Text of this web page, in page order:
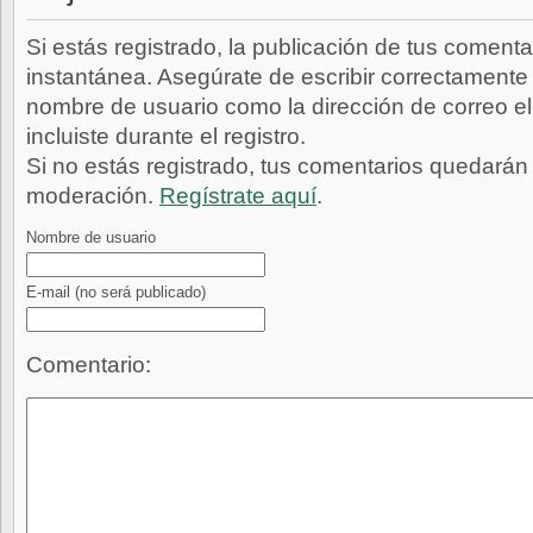
Si estás registrado, la publicación de tus
instantánea. Asegúrate de escribir
nombre de usuario como la dirección de correo
incluiste durante el registro.
Si no estás registrado, tus comentarios
moderación. Regístrate aquí.
Nombre de usuario
E-mail (no será publicado)
Comentario: